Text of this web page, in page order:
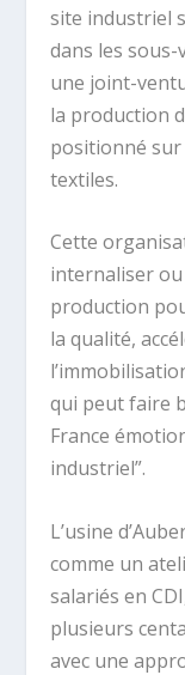
site industriel
dans les sous-
une joint-
la production
positionné
textiles.
Cette
internaliser
production
la qualité,
qui peut faire
France
industriel”.
L’usine
comme un
salariés en
plusieurs
avec une